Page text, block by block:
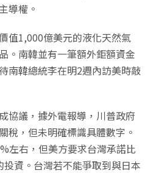
導權。
值1,000億美元的液化天然氣
。南韓並有一筆額外鉅額資金
南韓總統李在明2週內訪美時敲
協議，據外電報導，川普政府
稅，但未明確標識具體數字。
左右，但美方要求台灣承諾比
資。台灣若不能爭取到與日本